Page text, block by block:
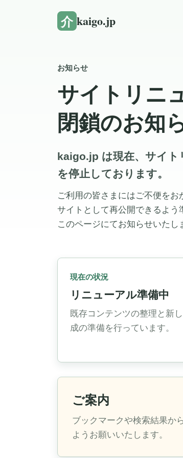
介 kaigo.jp
お知らせ
サイトリニ
閉鎖のお知
kaigo.jp は現在、サイト
を停止しております。
ご利用の皆さまにはご不便を
サイトとして再公開できるよう
このページにてお知らせいたし
現在の状況
リニューアル準備中
既存コンテンツの整理と新
成の準備を行っています。
ご案内
ブックマークや検索結果か
ようお願いいたします。